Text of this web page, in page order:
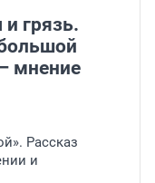
грязь.
мнение
Рассказ
и